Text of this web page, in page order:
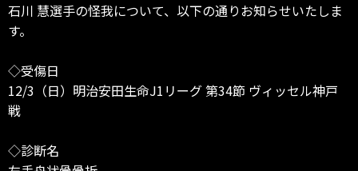
石川 慧選手の怪我について、以下の通りお知らせいたしま
す。
◇受傷日
12/3（日）明治安田生命J1リーグ 第34節 ヴィッセル神戸
戦
◇診断名